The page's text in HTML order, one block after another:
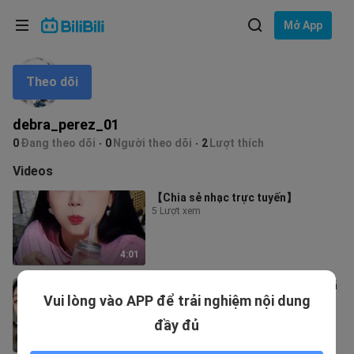
Mở App
debra_perez_01
0Đang theo dõi 0 Người theo dõi 2 Lượt thích
Theo dõi
Videos
4:01
【Chia sẻ nhạc trực tuyến】
5 Lượt xem
Những bức ảnh đẹp của 【周也】 đã
được chia sẻ! Đòn đánh chí mạng
của sắc đẹp!
Ngôn ngữ: Tiếng Việt
Lựa chọn ngôn ngữ
English
ภาษาไทย
Tiếng Việt
Bahasa Melayu
Vui lòng vào APP để trải nghiệm nội dung
đầy đủ